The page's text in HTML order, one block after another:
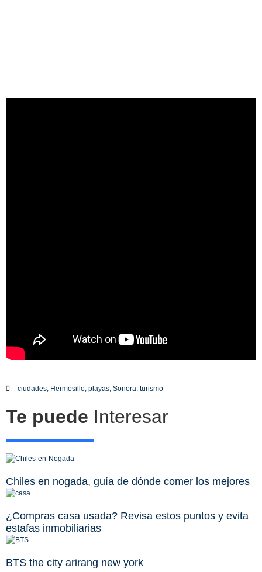
ciudades, Hermosillo, playas, Sonora, turismo
Te puede Interesar
Chiles en nogada, guía de dónde comer los mejores
¿Compras casa usada? Revisa estos puntos y evita
estafas inmobiliarias
BTS the city arirang new york